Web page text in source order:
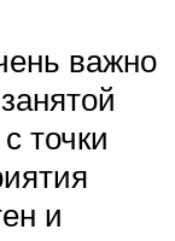
важно
точки
и